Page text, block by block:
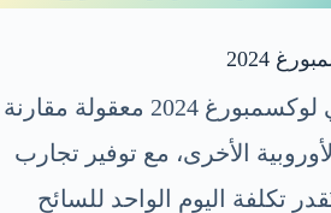
2024
تعد تكلفة السياحة في لوكسمبورغ 2024 معقولة مقارنة
الأخرى، مع توفير تجارب
تكلفة اليوم الواحد للسائح